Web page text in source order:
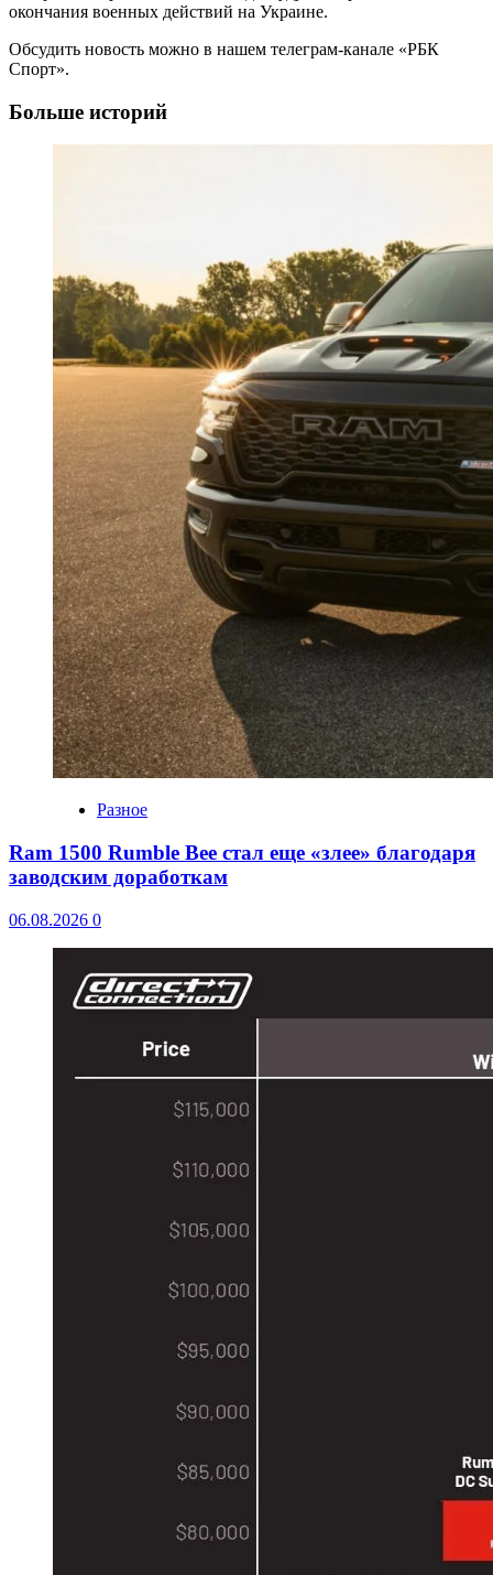
окончания военных действий на Украине.
Обсудить новость можно в нашем телеграм-канале «РБК
Спорт».
Больше историй
Разное
Ram 1500 Rumble Bee стал еще «злее» благодаря
заводским доработкам
06.08.2026 0